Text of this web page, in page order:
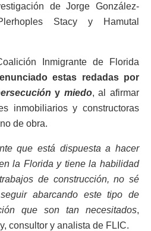
de Jorge González-
Stacy y Hamutal
Inmigrante de Florida
estas redadas por
y miedo, al afirmar
inmobiliarios y constructoras
de obra.
que está dispuesta a hacer
la Florida y tiene la habilidad
de construcción, no sé
abarcando este tipo de
que son tan necesitados,
consultor y analista de FLIC.